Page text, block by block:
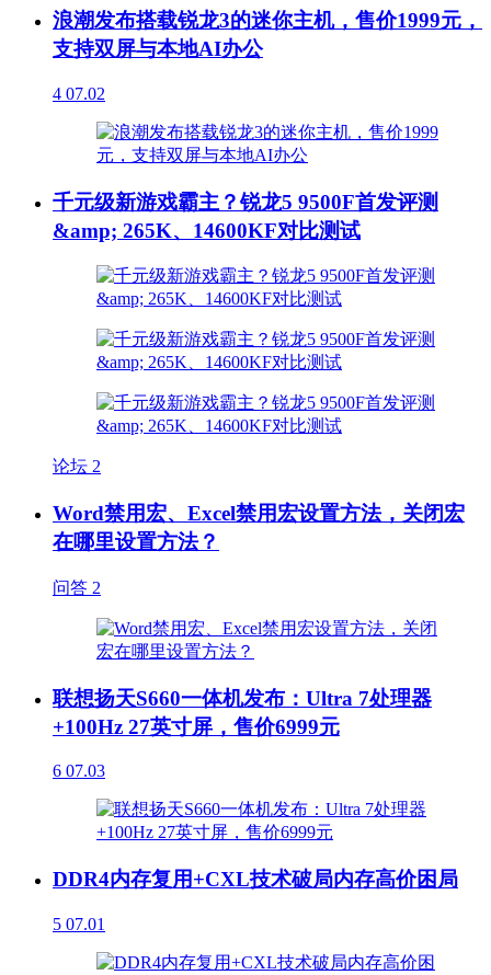
浪潮发布搭载锐龙3的迷你主机，售价1999元，
支持双屏与本地AI办公
4 07.02
千元级新游戏霸主？锐龙5 9500F首发评测
&amp; 265K、14600KF对比测试
论坛 2
Word禁用宏、Excel禁用宏设置方法，关闭宏
在哪里设置方法？
问答 2
联想扬天S660一体机发布：Ultra 7处理器
+100Hz 27英寸屏，售价6999元
6 07.03
DDR4内存复用+CXL技术破局内存高价困局
5 07.01